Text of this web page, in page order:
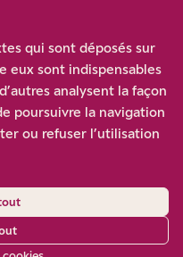
la démocratie en
aux extrêmes, et la
en promouvant la
et des opinions.
qui sont déposés sur
eux sont indispensables
analysent la façon
poursuivre la navigation
ou refuser l’utilisation